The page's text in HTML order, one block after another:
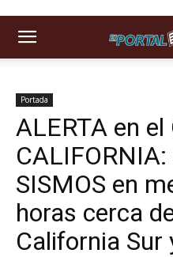
Portada
ALERTA en el
SISMOS en
horas cerca
California Sur